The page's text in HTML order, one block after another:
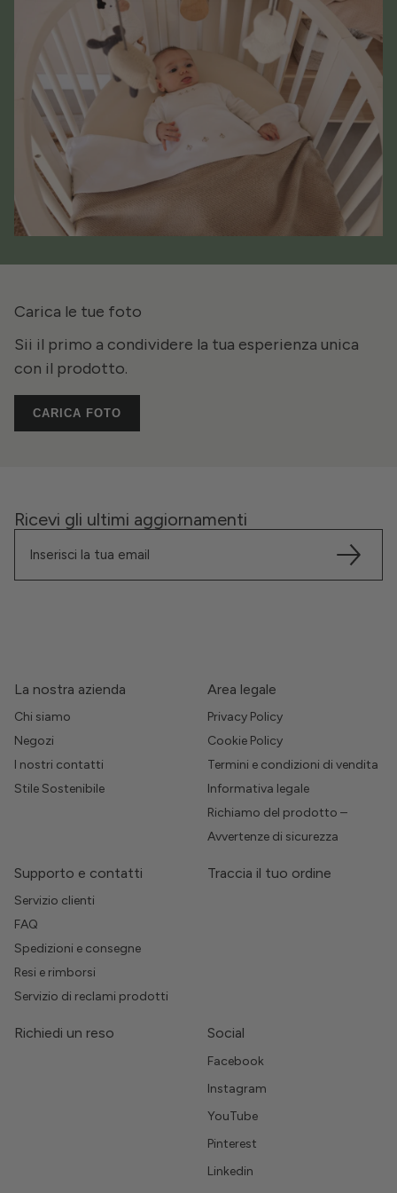
Carica le tue foto
Sii il primo a condividere la tua esperienza unica
con il prodotto.
CARICA FOTO
Ricevi gli ultimi aggiornamenti
La nostra azienda
Chi siamo
Negozi
I nostri contatti
Stile Sostenibile
Area legale
Privacy Policy
Cookie Policy
Termini e condizioni di vendita
Informativa legale
Richiamo del prodotto –
Avvertenze di sicurezza
Supporto e contatti
Servizio clienti
FAQ
Spedizioni e consegne
Resi e rimborsi
Servizio di reclami prodotti
Traccia il tuo ordine
Richiedi un reso Social
Facebook
Instagram
YouTube
Pinterest
Linkedin